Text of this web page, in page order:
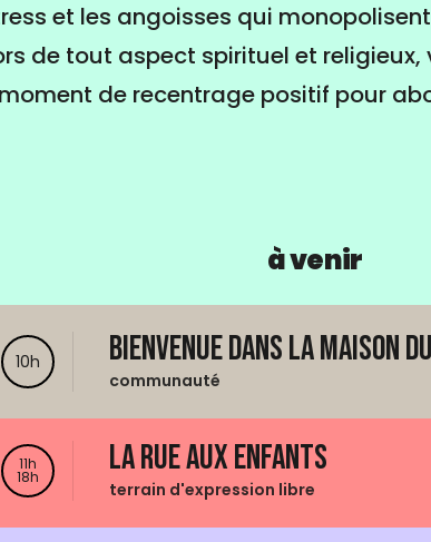
et les angoisses qui
de tout aspect spirituel et
de recentrage positif pour
à venir
10h Bienvenue dans La Maison
communauté
11h
18h La Rue aux enfants
terrain d'expression libre